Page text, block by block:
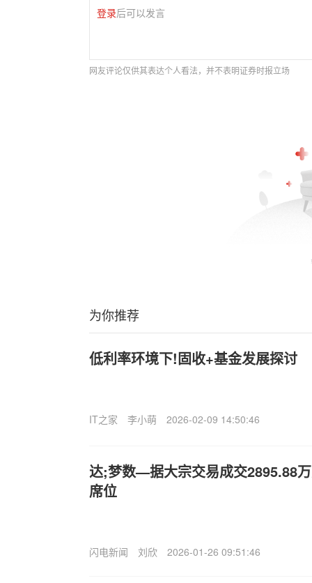
登录后可以发言
网友评论仅供其表达个人看法，并不表明证券时报立场
为你推荐
低利率环境下!固收+基金发展探讨
IT之家 李小萌 2026-02-09 14:50:46
达;梦数—据大宗交易成交2895.88
席位
闪电新闻 刘欣 2026-01-26 09:51:46